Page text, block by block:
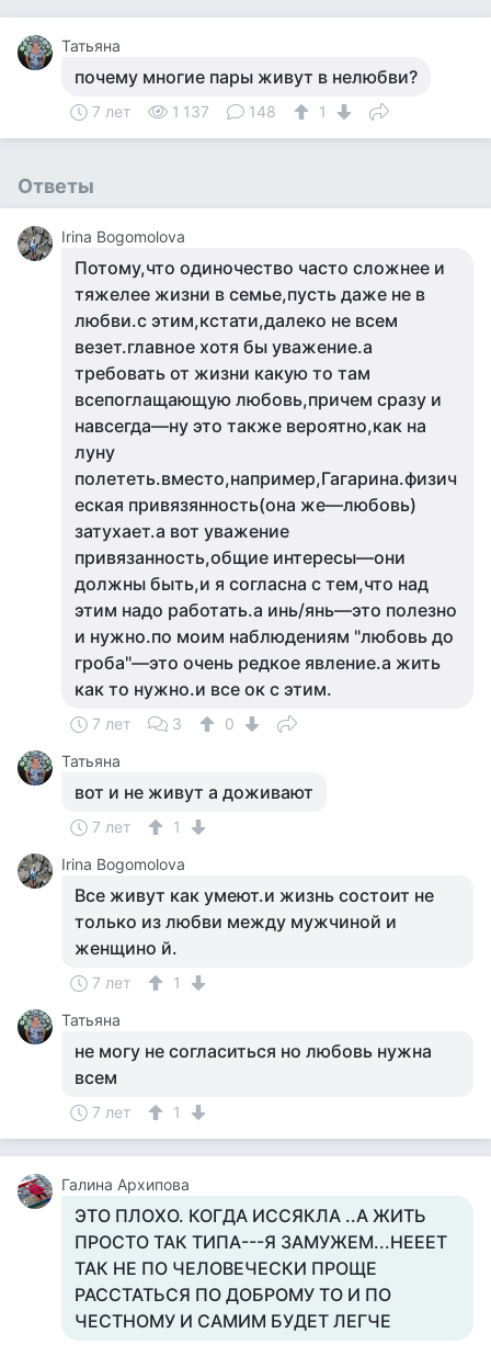
Татьяна
почему многие пары живут в нелюбви?
7 лет 1 137 148 1
Ответы
Irina Bogomolova
Потому,что одиночество часто сложнее и
тяжелее жизни в семье,пусть даже не в
любви.с этим,кстати,далеко не всем
везет.главное хотя бы уважение.а
требовать от жизни какую то там
всепоглащающую любовь,причем сразу и
навсегда—ну это также вероятно,как на
луну
полететь.вместо,например,Гагарина.физич
еская привязянность(она же—любовь)
затухает.а вот уважение
привязанность,общие интересы—они
должны быть,и я согласна с тем,что над
этим надо работать.а инь/янь—это полезно
и нужно.по моим наблюдениям "любовь до
гроба"—это очень редкое явление.а жить
как то нужно.и все ок с этим.
7 лет 3
0
Татьяна
вот и не живут а доживают
7 лет
1
Irina Bogomolova
Все живут как умеют.и жизнь состоит не
только из любви между мужчиной и
женщино й.
7 лет
1
Татьяна
не могу не согласиться но любовь нужна
всем
7 лет 1
Галина Архипова
ЭТО ПЛОХО. КОГДА ИССЯКЛА ..А ЖИТЬ
ПРОСТО ТАК ТИПА---Я ЗАМУЖЕМ...НЕЕЕТ
ТАК НЕ ПО ЧЕЛОВЕЧЕСКИ ПРОЩЕ
РАССТАТЬСЯ ПО ДОБРОМУ ТО И ПО
ЧЕСТНОМУ И САМИМ БУДЕТ ЛЕГЧЕ